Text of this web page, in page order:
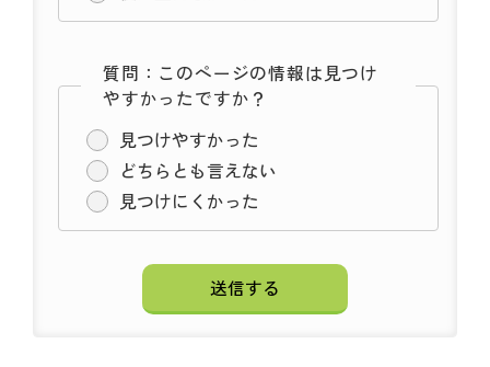
質問：このページの情報は見つけ
やすかったですか？
見つけやすかった
どちらとも言えない
見つけにくかった